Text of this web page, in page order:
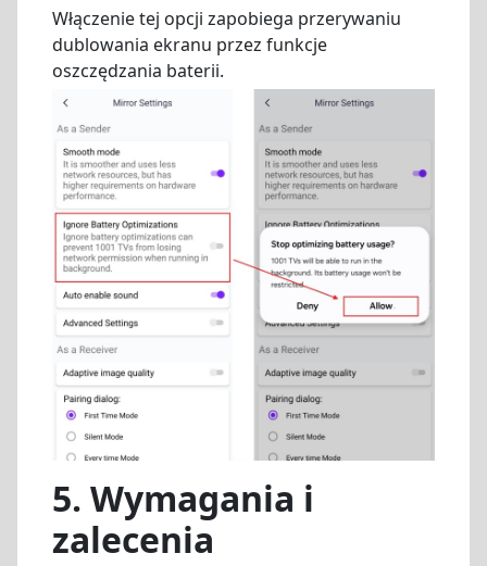
Włączenie tej opcji zapobiega przerywaniu
dublowania ekranu przez funkcje
oszczędzania baterii.
5. Wymagania i
zalecenia